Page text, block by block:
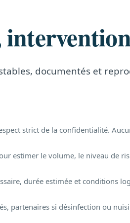
documentés et
strict de la confidentialité.
estimer le volume, le niveau de
durée estimée et conditions
partenaires si désinfection ou